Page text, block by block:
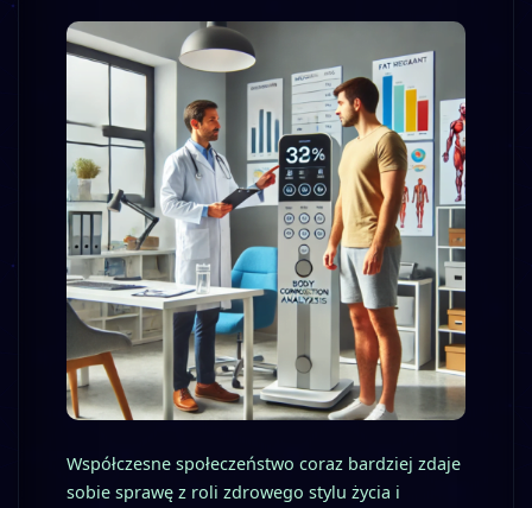
Współczesne społeczeństwo coraz bardziej zdaje
sobie sprawę z roli zdrowego stylu życia i